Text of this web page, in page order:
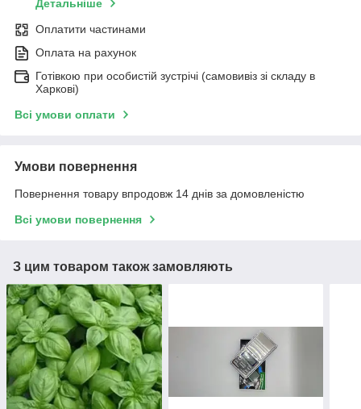
Детальніше
Оплатити частинами
Оплата на рахунок
Готівкою при особистій зустрічі (самовивіз зі складу в
Харкові)
Всі умови оплати
Умови повернення
Повернення товару впродовж 14 днів за домовленістю
Всі умови повернення
З цим товаром також замовляють